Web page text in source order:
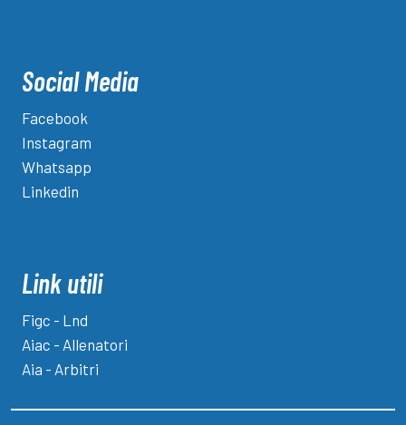
Social Media
Facebook
Instagram
Whatsapp
Linkedin
Link utili
Figc - Lnd
Aiac - Allenatori
Aia - Arbitri